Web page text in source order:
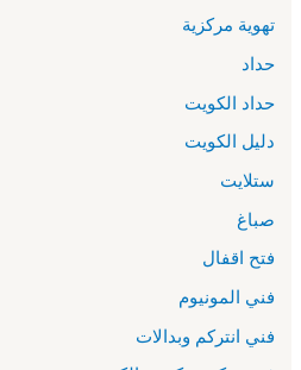
تهوية مركزية
حداد
حداد الكويت
دليل الكويت
ستلايت
صباغ
فتح اقفال
فني المونيوم
فني انتركم وبدالات